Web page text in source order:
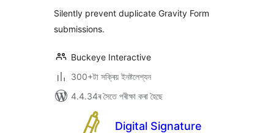
Silently prevent duplicate Gravity Form
submissions.
Buckeye Interactive
300+টা সক্ৰিয় ইনষ্টলেশ্যন
4.4.34ৰ সৈতে পৰীক্ষা কৰা হৈছে
Digital Signature